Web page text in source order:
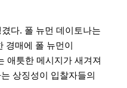
다. 폴 뉴먼 데이토나는
경매에 폴 뉴먼이
애틋한 메시지가 새겨져
상징성이 입찰자들의